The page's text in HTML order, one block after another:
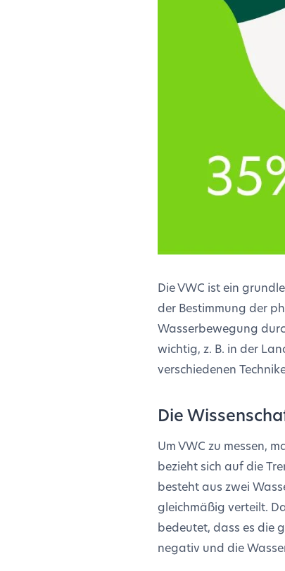
Die VWC ist ein
der Bestimmung der
Wasserbewegung
wichtig, z. B. in der
verschiedenen
Die
Um VWC zu messen,
bezieht sich auf die
besteht aus zwei
gleichmäßig verteilt.
bedeutet, dass es die
negativ und die